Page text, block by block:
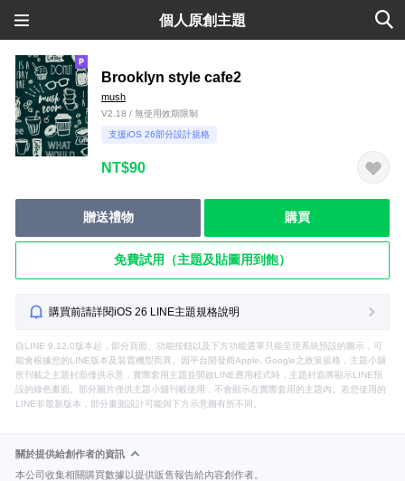
個人原創主題
Brooklyn style cafe2
mush
V2.18 / 無使用效期限制
支援iOS 26部分設計規格
NT$90
贈送禮物 購買
免費試用（主題及貼圖用到飽）
購買前請詳閱iOS 26 LINE主題規格說明
自LINE 9.12.0版本起，部分頁面、功能按鈕以及下方功能選單只能呈現系統預設的圖示，可
能會根據您的LINE版本及裝置機型而異。因平台開發商Apple, Google之政策規格，主題小舖
所刊載之主題封面僅供示意，實際套用主題並開啟LINE應用程式時，主題封面將顯示LINE預
設的綠色畫面。部分圖片僅供主題小舖刊載使用，不會顯示在實際套用的主題內。若您使用的
LINE非最新版本，部分畫面設計可能與下方示意圖有所不同。
關於提供給創作者的資訊
本公司收集相關購買數據以提供販售報告給內容創作者。